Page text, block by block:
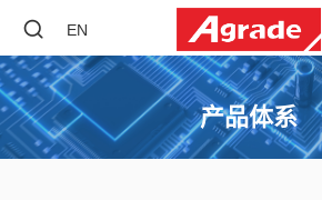
EN
产品体系